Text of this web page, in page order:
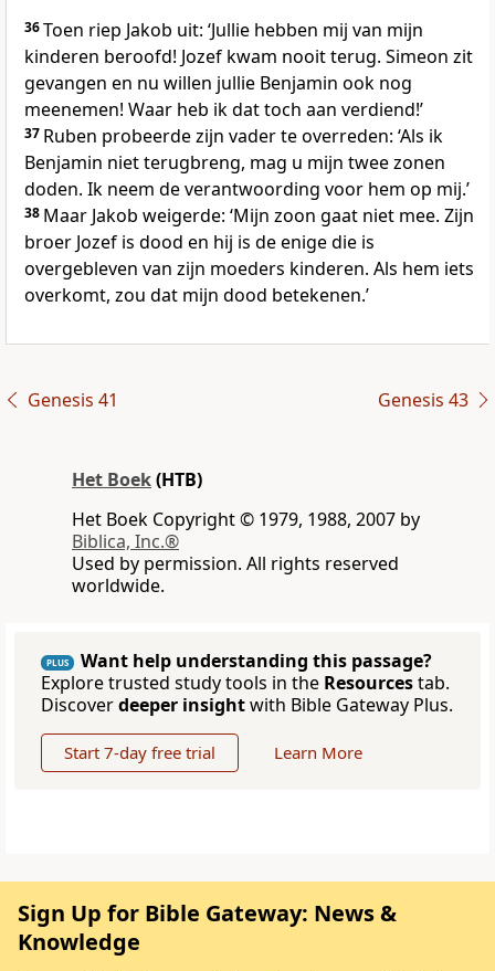
36Toen riep Jakob uit: ‘Jullie hebben mij van mijn
kinderen beroofd! Jozef kwam nooit terug. Simeon zit
gevangen en nu willen jullie Benjamin ook nog
meenemen! Waar heb ik dat toch aan verdiend!’
37 Ruben probeerde zijn vader te overreden: ‘Als ik
Benjamin niet terugbreng, mag u mijn twee zonen
doden. Ik neem de verantwoording voor hem op mij.’
38 Maar Jakob weigerde: ‘Mijn zoon gaat niet mee. Zijn
broer Jozef is dood en hij is de enige die is
overgebleven van zijn moeders kinderen. Als hem iets
overkomt, zou dat mijn dood betekenen.’
Genesis 41 Genesis 43
Het Boek(HTB)
Het Boek Copyright © 1979, 1988, 2007 by
Biblica, Inc.®
Used by permission. All rights reserved
worldwide.
PLUS
Want help understanding this passage?
Explore trusted study tools in the Resourcestab.
Discoverdeeper insightwith Bible Gateway Plus.
Start 7-day free trial Learn More
Sign Up for Bible Gateway: News &
Knowledge